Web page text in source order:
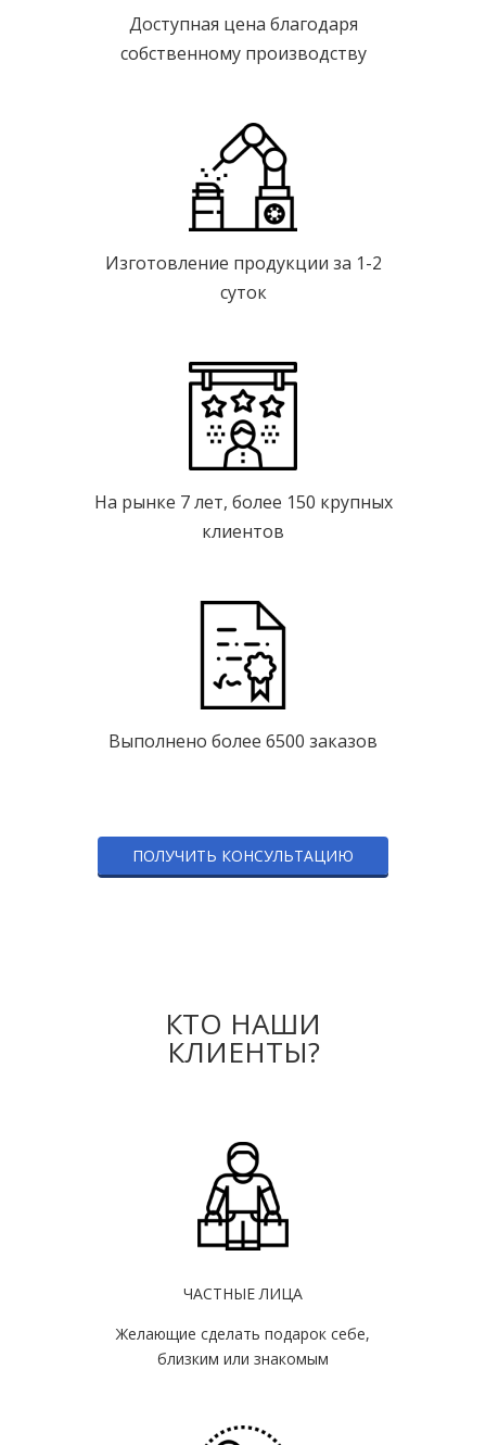
Доступная цена благодаря
собственному производству
Изготовление продукции за 1-2
суток
На рынке 7 лет, более 150 крупных
клиентов
Выполнено более 6500 заказов
ПОЛУЧИТЬ КОНСУЛЬТАЦИЮ
КТО НАШИ
КЛИЕНТЫ?
ЧАСТНЫЕ ЛИЦА
Желающие сделать подарок себе,
близким или знакомым